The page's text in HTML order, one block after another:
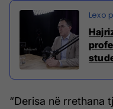
“Derisa në rrethana